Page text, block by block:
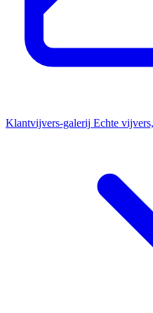
Klantvijvers-galerij Echte